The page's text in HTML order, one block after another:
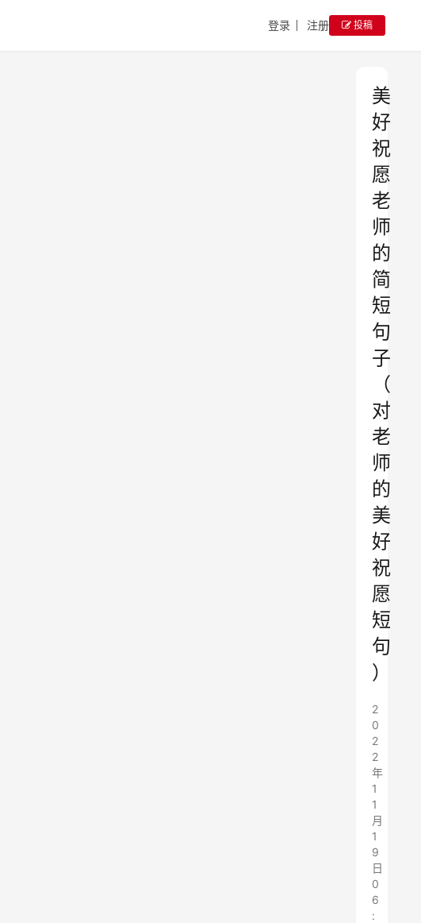
登录 注册 投稿
美
好
祝
愿
老
师
的
简
短
句
子
（
对
老
师
的
美
好
祝
愿
短
句
）
2
0
2
2
年
1
1
月
1
9
日
0
6
: